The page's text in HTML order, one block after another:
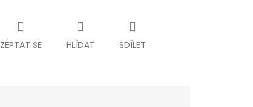
ZEPTAT SE HLÍDAT SDÍLET